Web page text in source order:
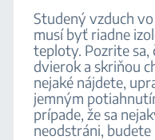
Studený vzduch
musí byť riadne
teploty. Pozrite sa,
dvierok a skriňou
nejaké nájdete,
jemným
prípade, že sa
neodstráni,